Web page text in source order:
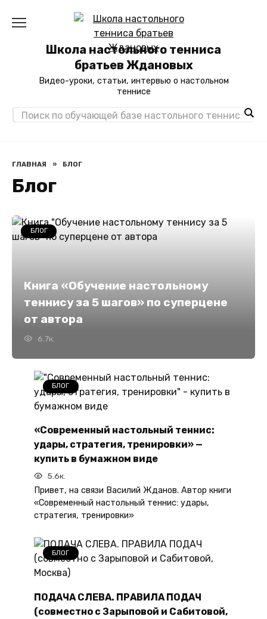
Школа настольного тенниса
братьев Ждановых
Видео-уроки, статьи, интервью о настольном
теннисе
ГЛАВНАЯ » БЛОГ
Блог
БЛОГ
Книга «Обучение настольному
теннису за 5 шагов» по суперцене
от автора
6.7к.
БЛОГ
«Современный настольный теннис:
удары, стратегия, тренировки» —
купить в бумажном виде
5.6к.
Привет, на связи Василий Жданов. Автор книги
«Современный настольный теннис: удары,
стратегия, тренировки»
БЛОГ
ПОДАЧА СЛЕВА. ПРАВИЛА ПОДАЧ
(совместно с Зарыповой и Сабитовой,